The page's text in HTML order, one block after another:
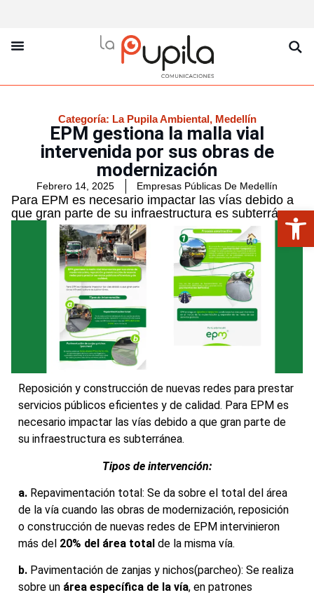
Categoría: La Pupila Ambiental, Medellín
EPM gestiona la malla vial
intervenida por sus obras de
modernización
Febrero 14, 2025 Empresas Públicas De Medellín
Para EPM es necesario impactar las vías debido a
que gran parte de su infraestructura es subterránea.
Reposición y construcción de nuevas redes para prestar
servicios públicos eficientes y de calidad. Para EPM es
necesario impactar las vías debido a que gran parte de
su infraestructura es subterránea.
Tipos de intervención:
a. Repavimentación total: Se da sobre el total del área
de la vía cuando las obras de modernización, reposición
o construcción de nuevas redes de EPM intervinieron
más del 20% del área total de la misma vía.
b. Pavimentación de zanjas y nichos(parcheo): Se realiza
sobre un área específica de la vía, en patrones
Abrir